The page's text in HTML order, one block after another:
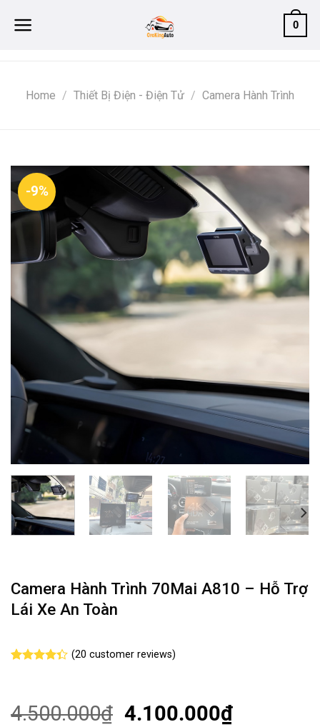
0
Home / Thiết Bị Điện - Điện Tử / Camera Hành Trình
-9%
Camera Hành Trình 70Mai A810 – Hỗ Trợ
Lái Xe An Toàn
based on
customer
(20 customer reviews)
4.500.000₫ 4.100.000₫